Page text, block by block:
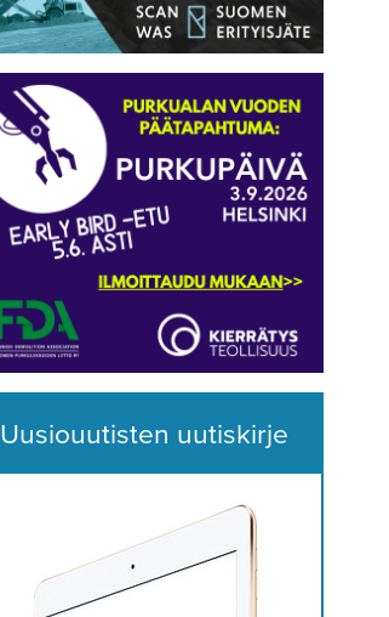
Uusiouutisten uutiskirje